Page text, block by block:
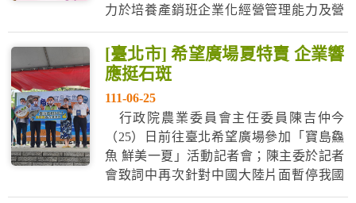
力於培養產銷班企業化經營管理能力及營
農所需相關知能，強化團隊經營實力並注
入專業管理知識，以提升其經營管理軟實
力。 【訓練對象】 1.農業產銷班班員 2.各
縣(市) 農業產銷班輔導助理員 ...
[臺北市] 希望廣場夏特賣 企業響
應挺石斑
111-06-25
行政院農業委員會主任委員陳吉仲今
（25）日前往臺北希望廣場參加「寶島鱻
魚 鮮美一夏」活動記者會；陳主委於記者
會致詞中再次針對中國大陸片面暫停我國
石斑魚輸入案向大眾說明，11場石斑魚案